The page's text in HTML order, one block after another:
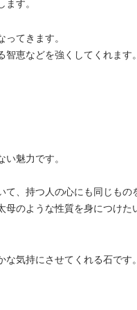
す。
てきます。
恵などを強くしてくれます。
魅力です。
、持つ人の心にも同じもの
のような性質を身につけた
気持にさせてくれる石です。